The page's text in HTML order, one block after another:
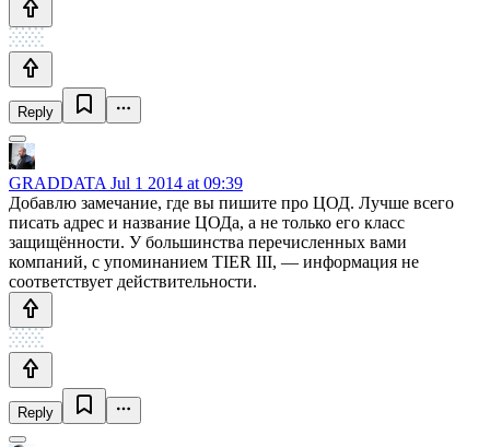
Reply
GRADDATA Jul 1 2014 at 09:39
Добавлю замечание, где вы пишите про ЦОД. Лучше всего
писать адрес и название ЦОДа, а не только его класс
защищённости. У большинства перечисленных вами
компаний, с упоминанием TIER III, — информация не
соответствует действительности.
Reply